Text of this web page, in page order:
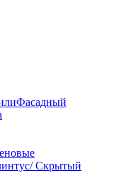
Фасадный
Скрытый